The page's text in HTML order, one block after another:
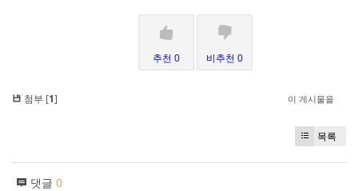
추천 0 비추천 0
첨부 [1] 이 게시물을
목록
댓글 0